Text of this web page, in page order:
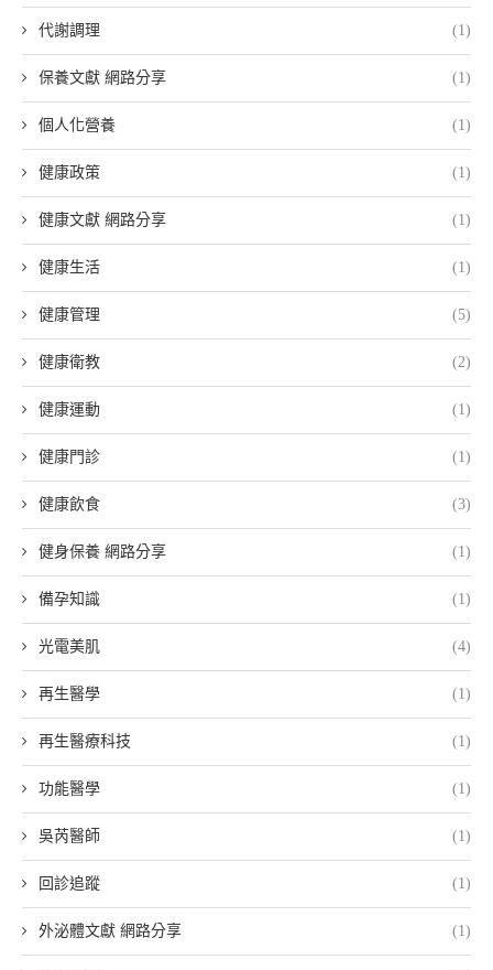
代謝調理 (1)
保養文獻 網路分享 (1)
個人化營養 (1)
健康政策 (1)
健康文獻 網路分享 (1)
健康生活 (1)
健康管理 (5)
健康衛教 (2)
健康運動 (1)
健康門診 (1)
健康飲食 (3)
健身保養 網路分享 (1)
備孕知識 (1)
光電美肌 (4)
再生醫學 (1)
再生醫療科技 (1)
功能醫學 (1)
吳芮醫師 (1)
回診追蹤 (1)
外泌體文獻 網路分享 (1)